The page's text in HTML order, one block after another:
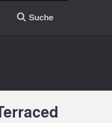
🔎 Suche